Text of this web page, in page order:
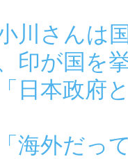
川さんは
印が国を
日本政府
海外だっ